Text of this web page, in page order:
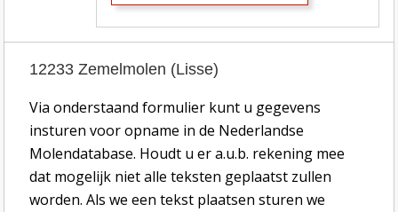
12233 Zemelmolen (Lisse)
Via onderstaand formulier kunt u gegevens
insturen voor opname in de Nederlandse
Molendatabase. Houdt u er a.u.b. rekening mee
dat mogelijk niet alle teksten geplaatst zullen
worden. Als we een tekst plaatsen sturen we